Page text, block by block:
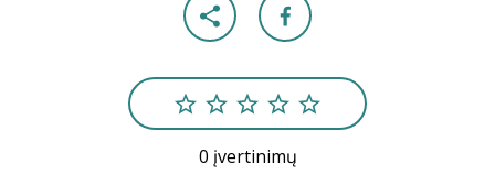
0 įvertinimų